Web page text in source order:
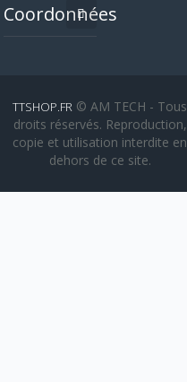
Coordonnées
TTSHOP.FR © AM TECH - Tous
droits réservés. Reproduction,
copie et utilisation interdite en
dehors de ce site.